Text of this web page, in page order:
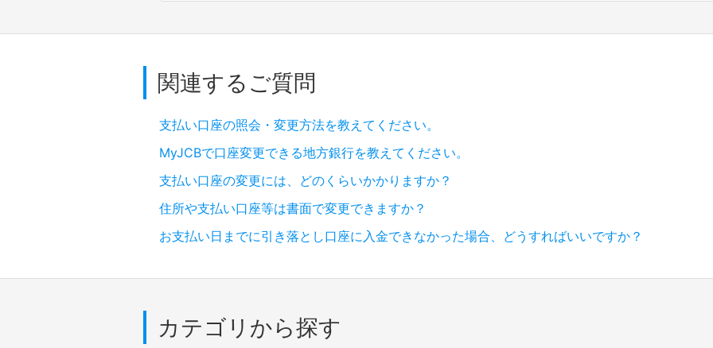
関連するご質問
支払い口座の照会・変更方法を教えてください。
MyJCBで口座変更できる地方銀行を教えてください。
支払い口座の変更には、どのくらいかかりますか？
住所や支払い口座等は書面で変更できますか？
お支払い日までに引き落とし口座に入金できなかった場合、どうすればいいですか？
カテゴリから探す